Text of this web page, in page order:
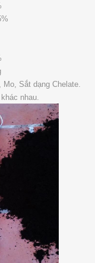
Sắt dạng Chelate.
nhau.